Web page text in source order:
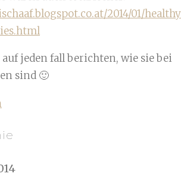
2014/01/
jeden fall berichten, wie sie bei
sind 🙂